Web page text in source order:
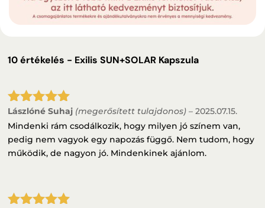
10 értékelés - Exilis SUN+SOLAR Kapszula
Értékelés:
5/ 5
Lászlóné Suhaj (megerősített tulajdonos) – 2025.07.15.
Mindenki rám csodálkozik, hogy milyen jó színem van,
pedig nem vagyok egy napozás függő. Nem tudom, hogy
működik, de nagyon jó. Mindenkinek ajánlom.